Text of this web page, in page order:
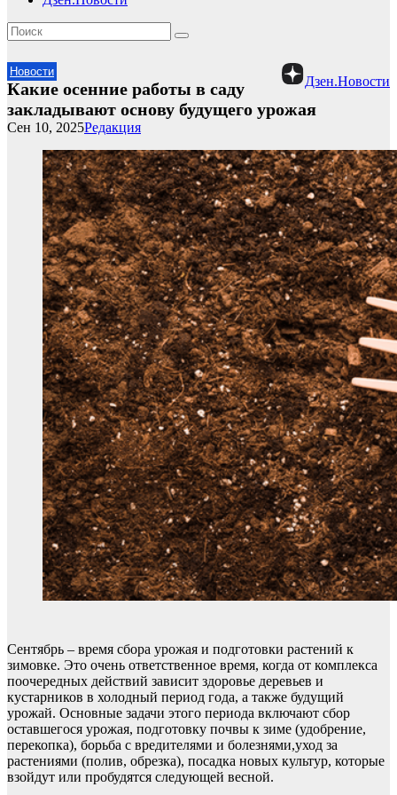
Новости
Дзен.Новости
Какие осенние работы в саду
закладывают основу будущего урожая
Редакция
Сен 10, 2025
Сентябрь – время сбора урожая и подготовки растений к
зимовке. Это очень ответственное время, когда от комплекса
поочередных действий зависит здоровье деревьев и
кустарников в холодный период года, а также будущий
урожай. Основные задачи этого периода включают сбор
оставшегося урожая, подготовку почвы к зиме (удобрение,
перекопка), борьба с вредителями и болезнями,уход за
растениями (полив, обрезка), посадка новых культур, которые
взойдут или пробудятся следующей весной.